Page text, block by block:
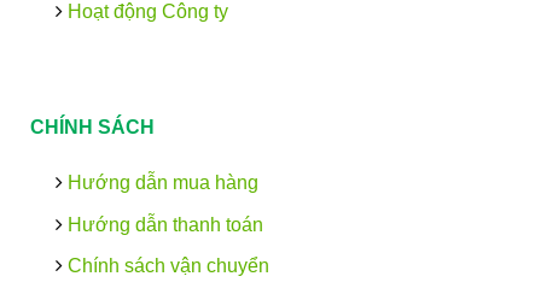
Hoạt động Công ty
CHÍNH SÁCH
Hướng dẫn mua hàng
Hướng dẫn thanh toán
Chính sách vận chuyển